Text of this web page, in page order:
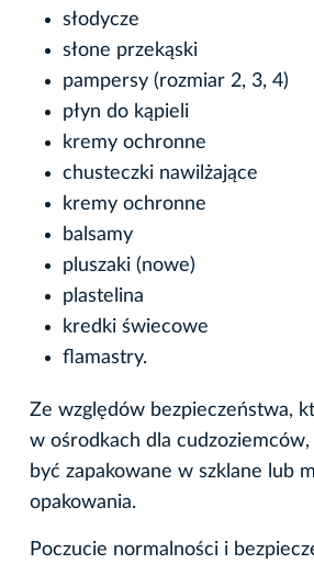
słodycze
słone przekąski
pampersy (rozmiar 2, 3, 4)
płyn do kąpieli
kremy ochronne
chusteczki nawilżające
kremy ochronne
balsamy
pluszaki (nowe)
plastelina
kredki świecowe
flamastry.
Ze względów bezpieczeństwa,
w ośrodkach dla
być zapakowane w szklane lub
opakowania.
Poczucie normalności i